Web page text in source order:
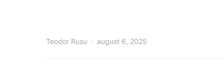
Teodor Rusu august 6, 2025